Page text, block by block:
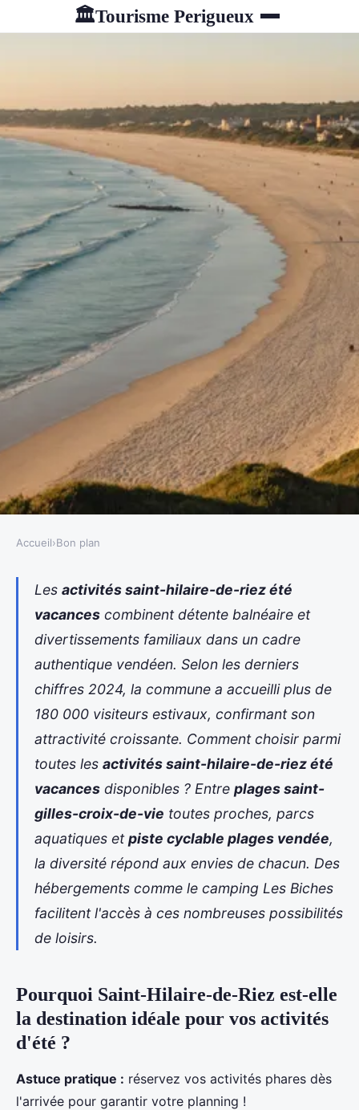
🏛Tourisme Perigueux
BON PLAN
Les meilleures activités à faire à
saint-hilaire-de-riez pendant les
vacances d'été
Fabien •1 mai 2026 • 14 min de lecture
Accueil›Bon plan
Les activités saint-hilaire-de-riez été
vacances combinent détente balnéaire et
divertissements familiaux dans un cadre
authentique vendéen. Selon les derniers
chiffres 2024, la commune a accueilli plus de
180 000 visiteurs estivaux, confirmant son
attractivité croissante. Comment choisir parmi
toutes les activités saint-hilaire-de-riez été
vacances disponibles ? Entre plages saint-
gilles-croix-de-vie toutes proches, parcs
aquatiques etpiste cyclable plages vendée,
la diversité répond aux envies de chacun. Des
hébergements comme le camping Les Biches
facilitent l'accès à ces nombreuses possibilités
de loisirs.
Pourquoi Saint-Hilaire-de-Riez est-elle
la destination idéale pour vos activités
d'été ?
Astuce pratique : réservez vos activités phares dès
l'arrivée pour garantir votre planning !